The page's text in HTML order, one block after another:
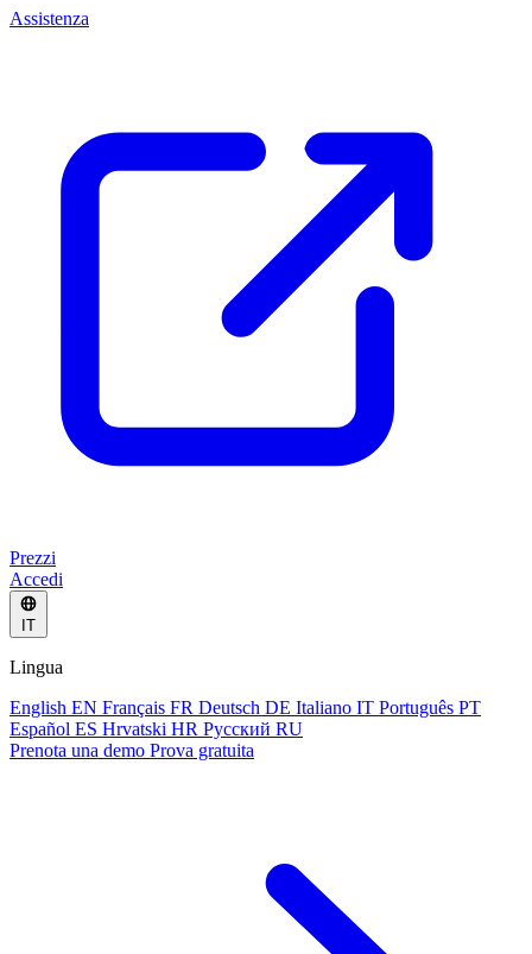
Assistenza
Prezzi
Accedi
IT
Lingua
English EN Français FR Deutsch DE Italiano IT Português PT
Español ES Hrvatski HR Русский RU
Prenota una demo Prova gratuita